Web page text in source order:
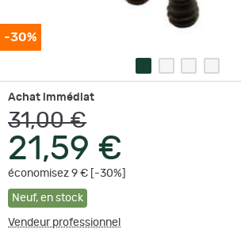
-30%
Achat immédiat
31,00 €
21,59 €
économisez 9 € [-30%]
Neuf, en stock
Vendeur professionnel